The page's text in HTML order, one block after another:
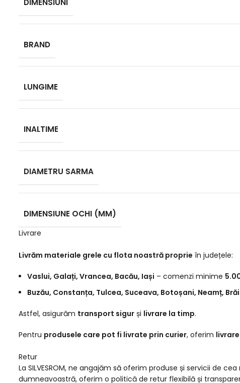
DIMENSIUNI
BRAND
LUNGIME
INALTIME
DIAMETRU SARMA
DIMENSIUNE OCHI (MM)
Livrare
Livrăm materiale grele cu flota noastră proprie în județele:
Vaslui, Galați, Vrancea, Bacău, Iași – comenzi minime
Buzău, Constanța, Tulcea, Suceava, Botoșani, Neamț,
Astfel, asigurăm transport sigur și livrare la timp.
Pentru produsele care pot fi livrate prin curier, oferim
Retur
La SILVESROM, ne angajăm să oferim produse și servicii de
dumneavoastră, oferim o politică de retur flexibilă și